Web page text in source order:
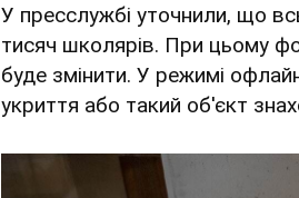
У пресслужбі уточнили, що
тисяч школярів. При цьому
буде змінити. У режимі
укриття або такий об'єкт